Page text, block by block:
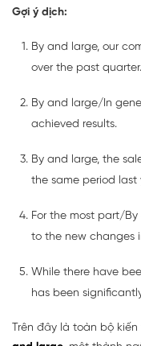
Gợi ý dịch:
By and large, our
over the past quarter.
By and large/In
achieved results.
By and large, the
the same period last
For the most part/
to the new changes
While there have
has been
Trên đây là toàn bộ